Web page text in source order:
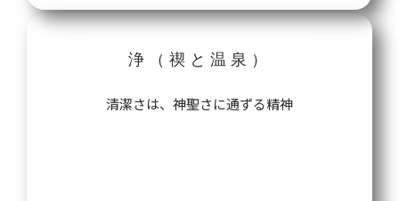
浄（禊と温泉）
清潔さは、神聖さに通ずる精神